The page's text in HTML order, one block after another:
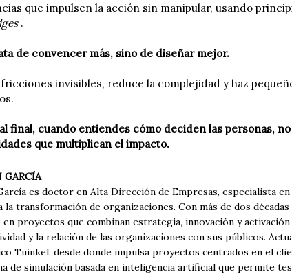
que impulsen la acción sin manipular, usando
.
de convencer más, sino de diseñar mejor.
invisibles, reduce la complejidad y haz
final, cuando entiendes cómo deciden las personas,
que multiplican el impacto.
GARCÍA
es doctor en Alta Dirección de Empresas, especialista
la transformación de organizaciones. Con más de dos
en proyectos que combinan estrategia, innovación y
y la relación de las organizaciones con sus públicos.
Tuinkel, desde donde impulsa proyectos centrados en el
de simulación basada en inteligencia artificial que permite